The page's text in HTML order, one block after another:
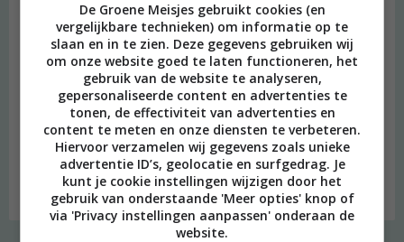
Budget recept: Linzensoep met kokosmelk
De Groene Meisjes gebruikt cookies (en
vergelijkbare technieken) om informatie op te
slaan en in te zien. Deze gegevens gebruiken wij
om onze website goed te laten functioneren, het
gebruik van de website te analyseren,
gepersonaliseerde content en advertenties te
tonen, de effectiviteit van advertenties en
content te meten en onze diensten te verbeteren.
Hiervoor verzamelen wij gegevens zoals unieke
advertentie ID’s, geolocatie en surfgedrag. Je
kunt je cookie instellingen wijzigen door het
gebruik van onderstaande 'Meer opties' knop of
via 'Privacy instellingen aanpassen' onderaan de
website.